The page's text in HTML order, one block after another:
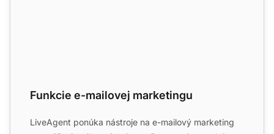
Funkcie e-mailovej marketingu
LiveAgent ponúka nástroje na e-mailový marketing